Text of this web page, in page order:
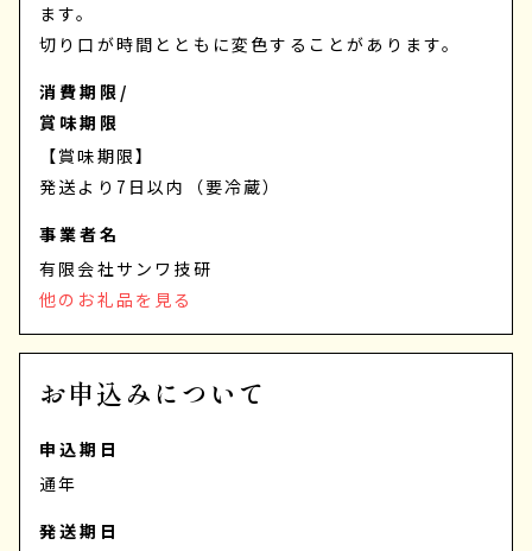
ます。
切り口が時間とともに変色することがあります。
消費期限/
賞味期限
【賞味期限】
発送より7日以内（要冷蔵）
事業者名
有限会社サンワ技研
他のお礼品を見る
お申込みについて
申込期日
通年
発送期日